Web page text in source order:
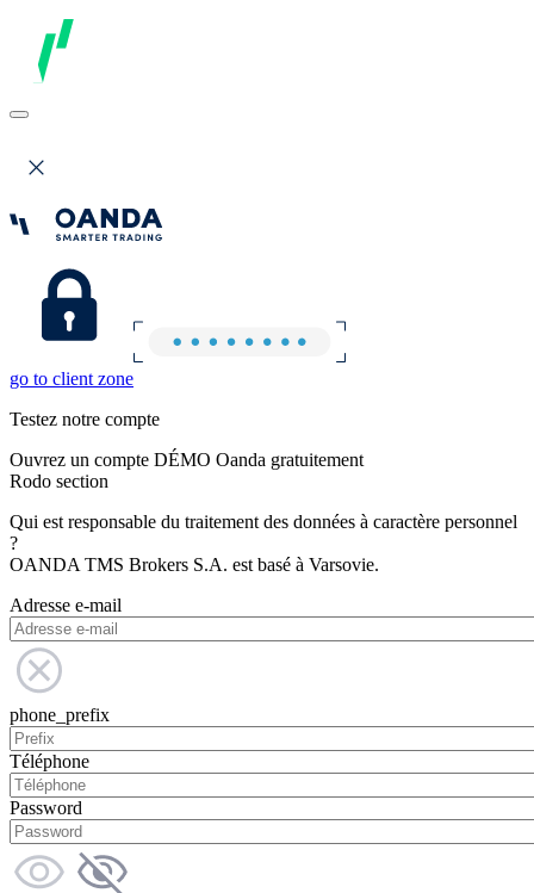
go to client zone
Testez notre compte
Ouvrez un compte DÉMO Oanda gratuitement
Rodo section
Qui est responsable du traitement des données à caractère personnel
?
OANDA TMS Brokers S.A. est basé à Varsovie.
Adresse e-mail
phone_prefix
Téléphone
Password